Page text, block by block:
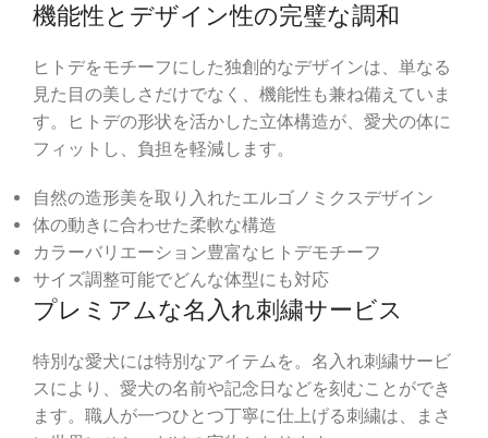
機能性とデザイン性の完璧な調和
ヒトデをモチーフにした独創的なデザインは、単なる
見た目の美しさだけでなく、機能性も兼ね備えていま
す。ヒトデの形状を活かした立体構造が、愛犬の体に
フィットし、負担を軽減します。
自然の造形美を取り入れたエルゴノミクスデザイン
体の動きに合わせた柔軟な構造
カラーバリエーション豊富なヒトデモチーフ
サイズ調整可能でどんな体型にも対応
プレミアムな名入れ刺繍サービス
特別な愛犬には特別なアイテムを。名入れ刺繍サービ
スにより、愛犬の名前や記念日などを刻むことができ
ます。職人が一つひとつ丁寧に仕上げる刺繍は、まさ